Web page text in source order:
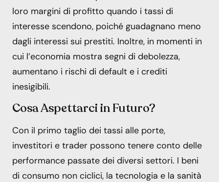
loro margini di profitto quando i tassi di
interesse scendono, poiché guadagnano meno
dagli interessi sui prestiti. Inoltre, in momenti in
cui l’economia mostra segni di debolezza,
aumentano i rischi di default e i crediti
inesigibili.
Cosa Aspettarci in Futuro?
Con il primo taglio dei tassi alle porte,
investitori e trader possono tenere conto delle
performance passate dei diversi settori. I beni
di consumo non ciclici, la tecnologia e la sanità